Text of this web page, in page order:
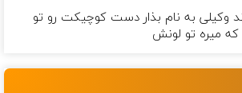
وکیلی به نام بذار دست كوچیكت رو تو
میره تو لونش